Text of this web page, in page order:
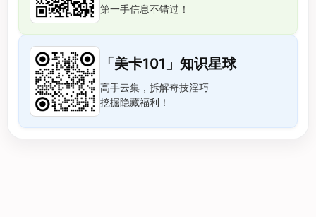
第一手信息不错过！
「美卡101」知识星球
高手云集，拆解奇技淫巧
挖掘隐藏福利！